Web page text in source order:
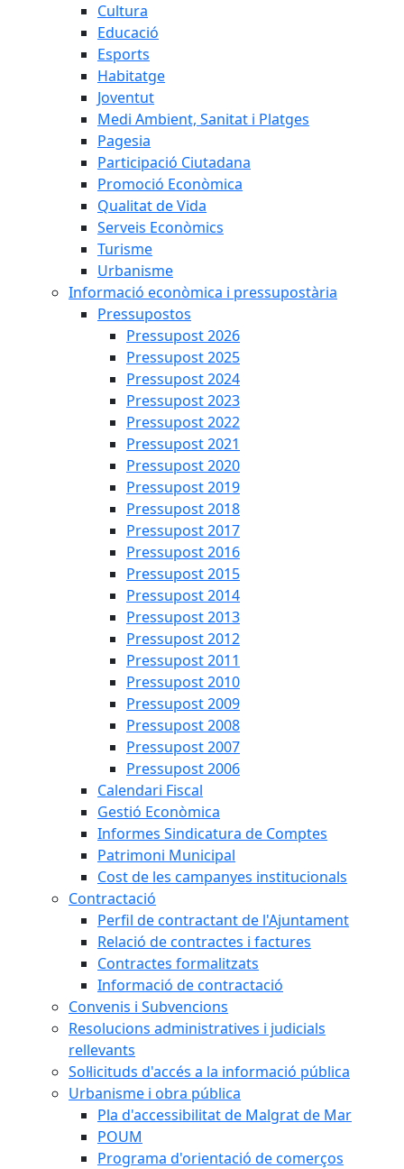
Cultura
Educació
Esports
Habitatge
Joventut
Medi Ambient, Sanitat i Platges
Pagesia
Participació Ciutadana
Promoció Econòmica
Qualitat de Vida
Serveis Econòmics
Turisme
Urbanisme
Informació econòmica i pressupostària
Pressupostos
Pressupost 2026
Pressupost 2025
Pressupost 2024
Pressupost 2023
Pressupost 2022
Pressupost 2021
Pressupost 2020
Pressupost 2019
Pressupost 2018
Pressupost 2017
Pressupost 2016
Pressupost 2015
Pressupost 2014
Pressupost 2013
Pressupost 2012
Pressupost 2011
Pressupost 2010
Pressupost 2009
Pressupost 2008
Pressupost 2007
Pressupost 2006
Calendari Fiscal
Gestió Econòmica
Informes Sindicatura de Comptes
Patrimoni Municipal
Cost de les campanyes institucionals
Contractació
Perfil de contractant de l'Ajuntament
Relació de contractes i factures
Contractes formalitzats
Informació de contractació
Convenis i Subvencions
Resolucions administratives i judicials
rellevants
Sol·licituds d'accés a la informació pública
Urbanisme i obra pública
Pla d'accessibilitat de Malgrat de Mar
POUM
Programa d'orientació de comerços